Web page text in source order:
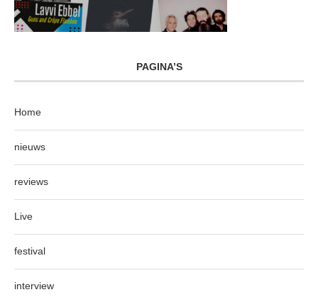
PAGINA’S
Home
nieuws
reviews
Live
festival
interview